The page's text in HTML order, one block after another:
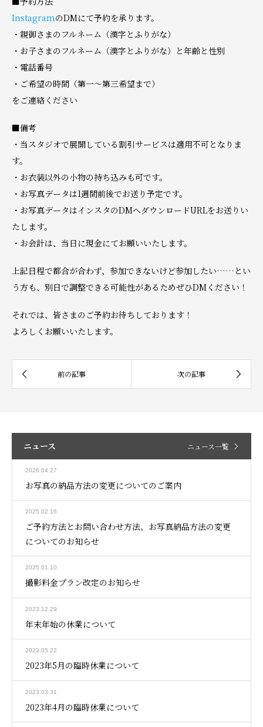
InstagramのDMにて予約を承ります。
・親御さまのフルネーム（漢字とふりがな）
・お子さまのフルネーム（漢字とふりがな）と年齢と性別
・電話番号
・ご希望の時間（第一〜第三希望まで）
をご連絡ください
■備考
・当スタジオで展開している割引サービスは適用不可となりま
す。
・お衣装以外の小物の持ち込みも可です。
・お写真データは1週間前後でお送り予定です。
・お写真データはインスタのDMへダウンロードURLをお送りい
たします。
・お会計は、当日に現金にてお願いいたします。
上記日程で都合が合わず、参加できないけど参加したい……とい
う方も、別日で調整できる可能性があるためぜひDMください！
それでは、皆さまのご予約お待ちしております！
よろしくお願いいたします。
ニュース ニュース一覧
2026.04.27
お写真の納品方法の変更についてのご案内
2025.02.16
ご予約方法とお問い合わせ方法、お写真納品方法の変更
についてのお知らせ
2025.01.10
撮影料金プラン改定のお知らせ
2023.12.29
年末年始の休業について
2023.05.22
2023年5月の臨時休業について
2023.03.31
2023年4月の臨時休業について